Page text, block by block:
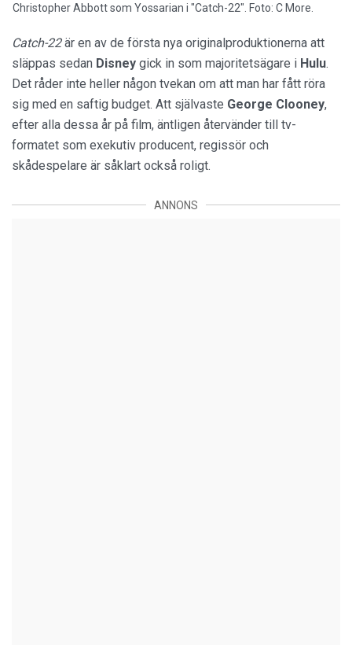
Christopher Abbott som Yossarian i "Catch-22". Foto: C More.
Catch-22är en av de första nya originalproduktionerna att
släppas sedan Disney gick in som majoritetsägare i Hulu.
Det råder inte heller någon tvekan om att man har fått röra
sig med en saftig budget. Att självaste George Clooney,
efter alla dessa år på film, äntligen återvänder till tv-
formatet som exekutiv producent, regissör och
skådespelare är såklart också roligt.
ANNONS